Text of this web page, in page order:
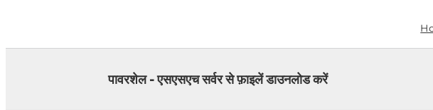
पावरशेल - एसएसएच सर्वर से फ़ाइलें डाउनलोड करें